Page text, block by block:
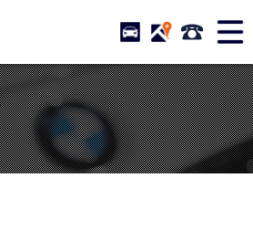
TUCグループ BMW専門 船
STOCK ACCESS 047-
在庫リスト
店舗紹介
アクセスマップ